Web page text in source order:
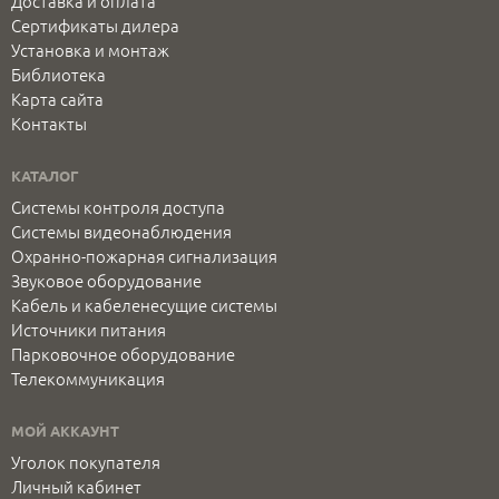
Сертификаты дилера
Установка и монтаж
Библиотека
Карта сайта
Контакты
КАТАЛОГ
Системы контроля доступа
Системы видеонаблюдения
Охранно-пожарная сигнализация
Звуковое оборудование
Кабель и кабеленесущие системы
Источники питания
Парковочное оборудование
Телекоммуникация
МОЙ АККАУНТ
Уголок покупателя
Личный кабинет